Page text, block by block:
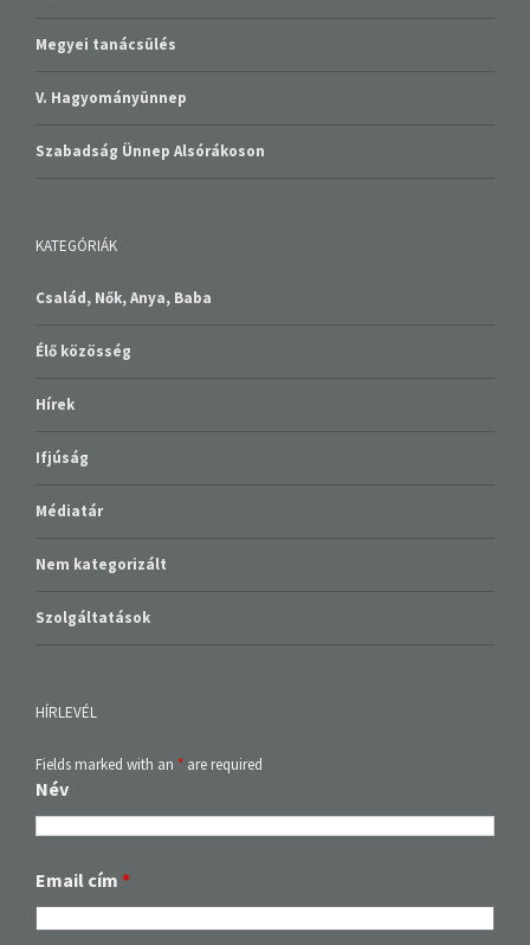
Megyei tanácsülés
V. Hagyományünnep
Szabadság Ünnep Alsórákoson
KATEGÓRIÁK
Család, Nők, Anya, Baba
Élő közösség
Hírek
Ifjúság
Médiatár
Nem kategorizált
Szolgáltatások
HÍRLEVÉL
Fields marked with an * are required
Név
Email cím *